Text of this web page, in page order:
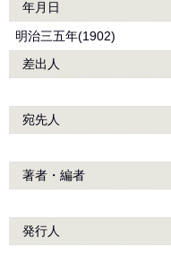
年月日
明治三五年(1902)
差出人
宛先人
著者・編者
発行人